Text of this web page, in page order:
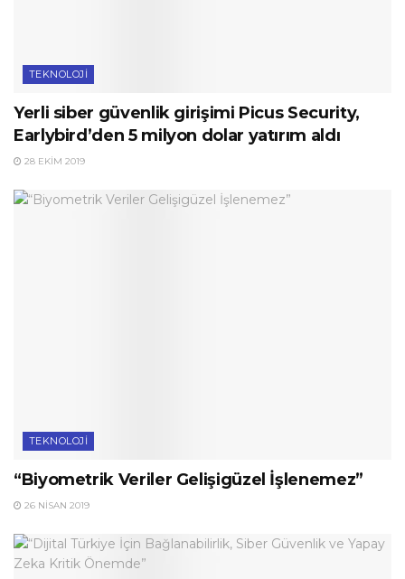
TEKNOLOJI
Yerli siber güvenlik girişimi Picus Security,
Earlybird’den 5 milyon dolar yatırım aldı
28 EKIM 2019
TEKNOLOJI
“Biyometrik Veriler Gelişigüzel İşlenemez”
26 NISAN 2019